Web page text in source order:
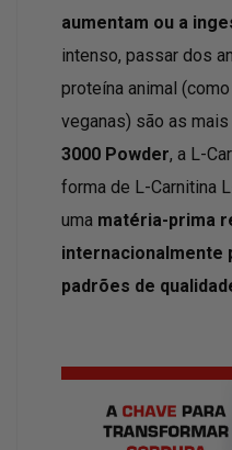
aumentam ou a
intenso, passar dos
proteína animal
veganas) são as mais
3000 Powder, a L-
forma de L-Carnitina
uma matéria-prima
internacionalmente
padrões de